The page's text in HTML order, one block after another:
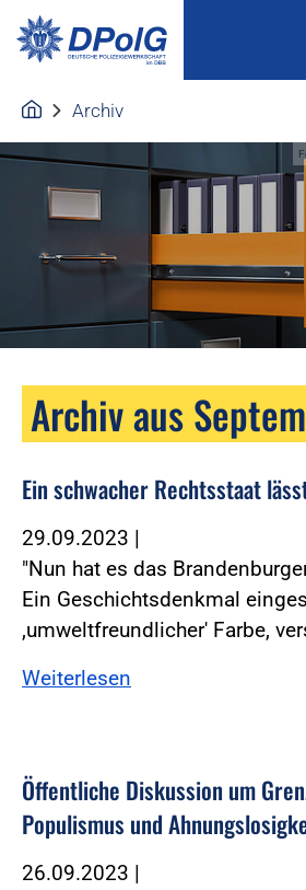
Archiv
Archiv aus
Ein schwacher Rechtsstaat
29.09.2023 |
"Nun hat es das
Ein Geschichtsdenkmal
,umweltfreundlicher' Farbe,
Weiterlesen
Öffentliche Diskussion um
Populismus und
26.09.2023 |